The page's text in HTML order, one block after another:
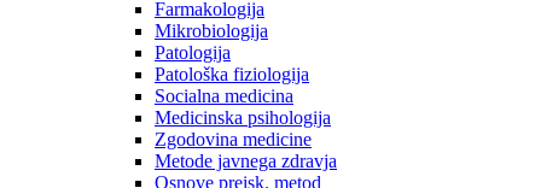
Farmakologija
Mikrobiologija
Patologija
Patološka fiziologija
Socialna medicina
Medicinska psihologija
Zgodovina medicine
Metode javnega zdravja
Osnove preisk. metod